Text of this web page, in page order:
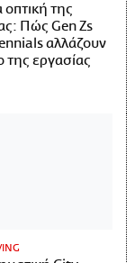
οπτική της
Πώς Gen Zs
αλλάζουν
της εργασίας